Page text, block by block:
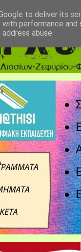
to deliver its
with performance
abuse.